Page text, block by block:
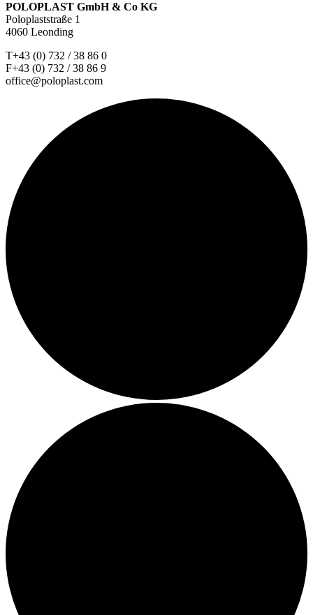
POLOPLAST GmbH & Co KG
Poloplaststraße 1
4060 Leonding
T+43 (0) 732 / 38 86 0
F+43 (0) 732 / 38 86 9
office@poloplast.com